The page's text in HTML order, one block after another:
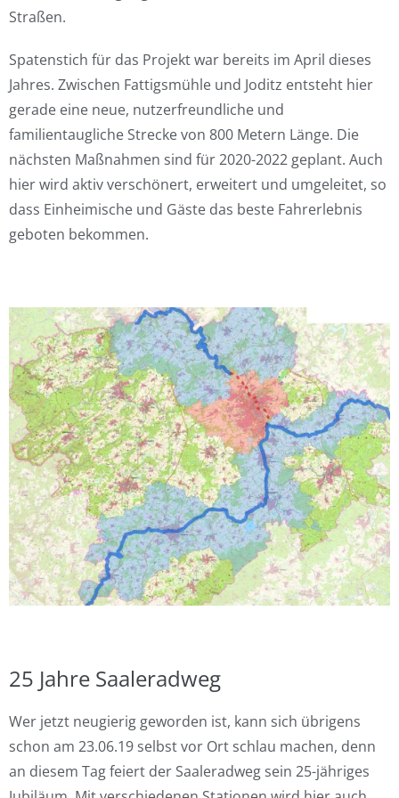
Straßen.
Spatenstich für das Projekt war bereits im April dieses
Jahres. Zwischen Fattigsmühle und Joditz entsteht hier
gerade eine neue, nutzerfreundliche und
familientaugliche Strecke von 800 Metern Länge. Die
nächsten Maßnahmen sind für 2020-2022 geplant. Auch
hier wird aktiv verschönert, erweitert und umgeleitet, so
dass Einheimische und Gäste das beste Fahrerlebnis
geboten bekommen.
25 Jahre Saaleradweg
Wer jetzt neugierig geworden ist, kann sich übrigens
schon am 23.06.19 selbst vor Ort schlau machen, denn
an diesem Tag feiert der Saaleradweg sein 25-jähriges